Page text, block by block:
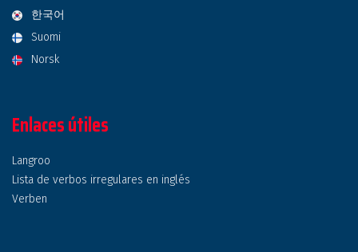
한국어
Suomi
Norsk
Enlaces útiles
Langroo
Lista de verbos irregulares en inglés
Verben